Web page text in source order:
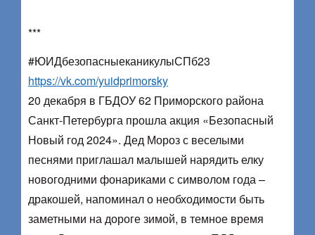
***
#ЮИДбезопасныеканикулыСПб23
https://vk.com/yuidprimorsky
20 декабря в ГБДОУ 62 Приморского района
Санкт-Петербурга прошла акция «Безопасный
Новый год 2024». Дед Мороз с веселыми
песнями приглашал малышей нарядить елку
новогодними фонариками с символом года –
дракошей, напоминал о необходимости быть
заметными на дороге зимой, в темное время